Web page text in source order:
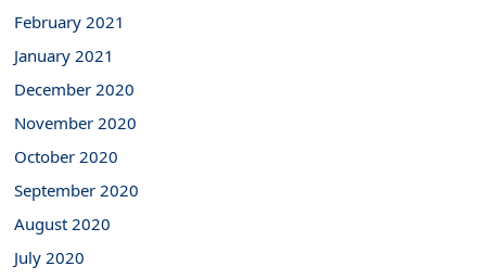
February 2021
January 2021
December 2020
November 2020
October 2020
September 2020
August 2020
July 2020